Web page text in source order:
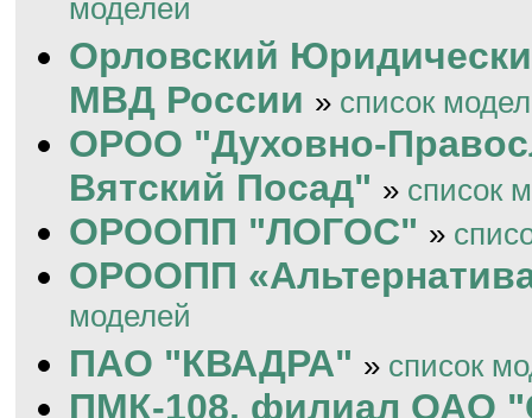
моделей
Орловский
МВД России » список
ОРОО "Духовно-
Вятский Посад" » список
ОРООПП "ЛОГОС" »
ОРООПП
моделей
ПАО "КВАДРА" » список
ПМК-108, филиал ОАО